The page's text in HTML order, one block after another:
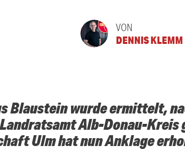
VON
DENNIS KLEMM
Blaustein wurde ermittelt,
Alb-Donau-Kreis
Ulm hat nun Anklage